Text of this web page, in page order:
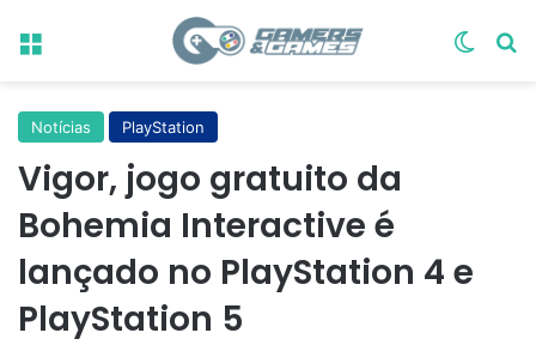
Menu
Notícias PlayStation
Vigor, jogo gratuito da
Bohemia Interactive é
lançado no PlayStation 4 e
PlayStation 5